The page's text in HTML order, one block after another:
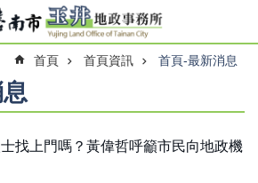
首頁 首頁資訊 首頁-最新消息
找上門嗎？黃偉哲呼籲市民向地政機